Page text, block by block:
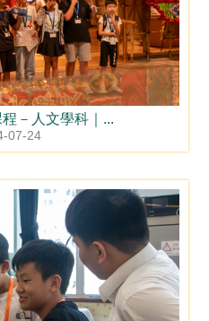
－人文學科｜...
07-24